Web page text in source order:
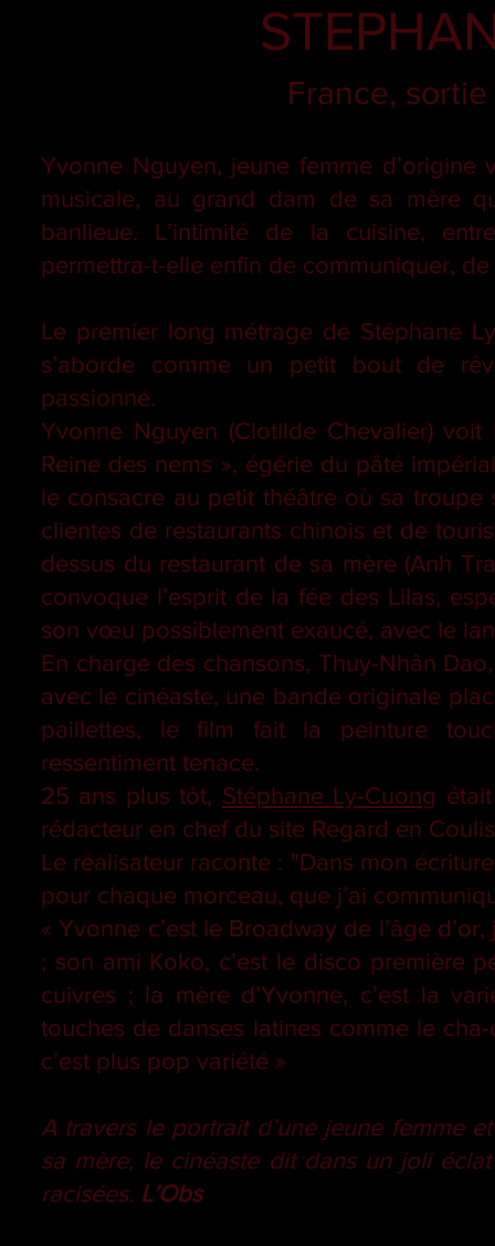
France,
Yvonne Nguyen, jeune femme d’origine
musicale, au grand dam de sa mère
banlieue. L’intimité de la cuisine,
permettra-t-elle enfin de communiquer,
Le premier long métrage de Stéphane
s’aborde comme un petit bout de
passionné.
Yvonne Nguyen (Clotilde Chevalier)
Reine des nems », égérie du pâté
le consacre au petit théâtre où sa
clientes de restaurants chinois et de
dessus du restaurant de sa mère (Anh
convoque l’esprit de la fée des Lilas,
son vœu possiblement exaucé, avec le
En charge des chansons, Thuy-Nhân
avec le cinéaste, une bande originale
paillettes, le film fait la peinture
ressentiment tenace.
25 ans plus tôt, Stéphane Ly-Cuong
rédacteur en chef du site Regard en
Le réalisateur raconte : "Dans mon
pour chaque morceau, que j’ai
« Yvonne c’est le Broadway de l’âge
; son ami Koko, c’est le disco première
cuivres ; la mère d’Yvonne, c’est la
touches de danses latines comme le
c’est plus pop variété »
A travers le portrait d’une jeune femme
sa mère, le cinéaste dit dans un joli
racisées. L’Obs